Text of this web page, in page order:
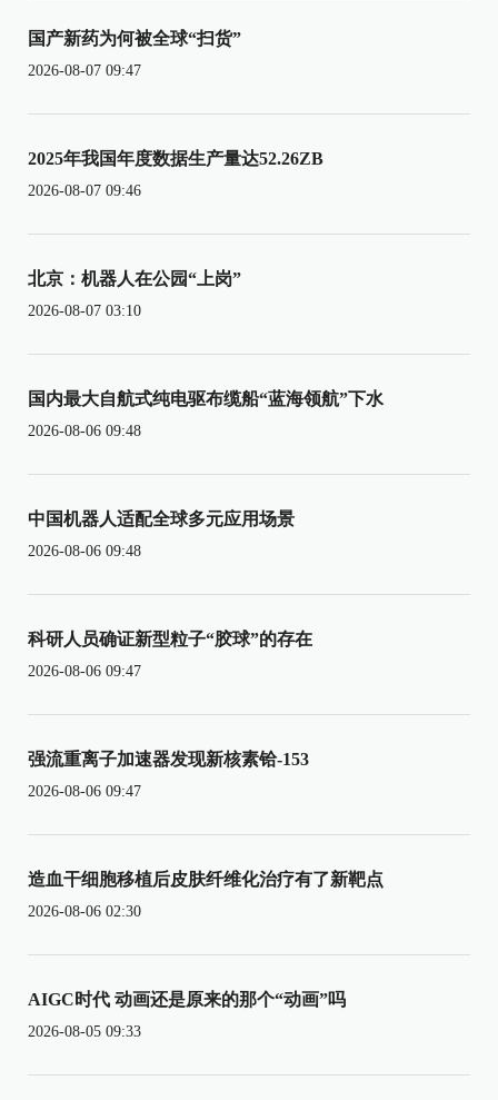
国产新药为何被全球“扫货”
2026-08-07 09:47
2025年我国年度数据生产量达52.26ZB
2026-08-07 09:46
北京：机器人在公园“上岗”
2026-08-07 03:10
国内最大自航式纯电驱布缆船“蓝海领航”下水
2026-08-06 09:48
中国机器人适配全球多元应用场景
2026-08-06 09:48
科研人员确证新型粒子“胶球”的存在
2026-08-06 09:47
强流重离子加速器发现新核素铪-153
2026-08-06 09:47
造血干细胞移植后皮肤纤维化治疗有了新靶点
2026-08-06 02:30
AIGC时代 动画还是原来的那个“动画”吗
2026-08-05 09:33